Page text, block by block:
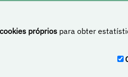
cookies própriospara obter
Esta